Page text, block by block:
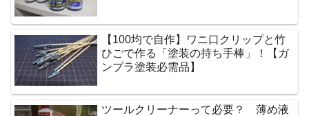
【100均で自作】ワニ口クリップと竹
ひごで作る「塗装の持ち手棒」！【ガ
ンプラ塗装必需品】
ツールクリーナーって必要？ 薄め液